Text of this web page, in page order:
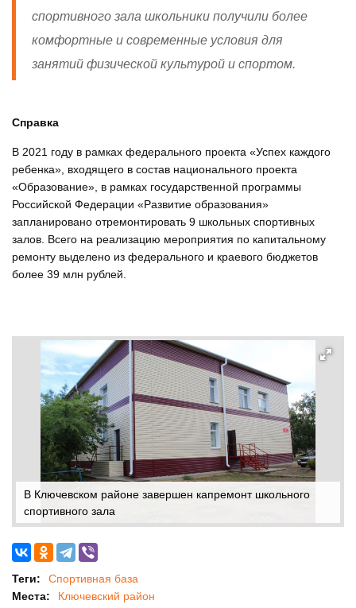
спортивного зала школьники получили более
комфортные и современные условия для
занятий физической культурой и спортом.
Справка
В 2021 году в рамках федерального проекта «Успех каждого
ребенка», входящего в состав национального проекта
«Образование», в рамках государственной программы
Российской Федерации «Развитие образования»
запланировано отремонтировать 9 школьных спортивных
залов. Всего на реализацию мероприятия по капитальному
ремонту выделено из федерального и краевого бюджетов
более 39 млн рублей.
В Ключевском районе завершен капремонт школьного
спортивного зала
Теги:
Спортивная база
Места:
Ключевский район